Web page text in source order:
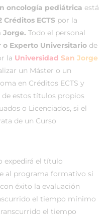
oncología pediátrica está
Créditos ECTS por la
Jorge. Todo el personal
o Experto Universitario de
la Universidad San Jorge
un Máster o un
en Créditos ECTS y
de estos títulos propios
o Licenciados, si el
de un Curso
expedirá el título
al programa formativo si
éxito la evaluación
el tiempo mínimo
el tiempo